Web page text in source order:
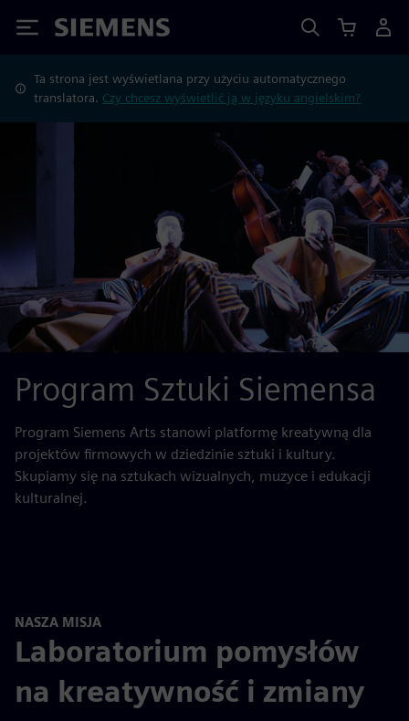
Siemens
Ta strona jest wyświetlana przy użyciu automatycznego
translatora. Czy chcesz wyświetlić ją w języku angielskim?
Program Sztuki Siemensa
Program Siemens Arts stanowi platformę kreatywną dla
projektów firmowych w dziedzinie sztuki i kultury.
Skupiamy się na sztukach wizualnych, muzyce i edukacji
kulturalnej.
NASZA MISJA
Laboratorium pomysłów
na kreatywność i zmiany